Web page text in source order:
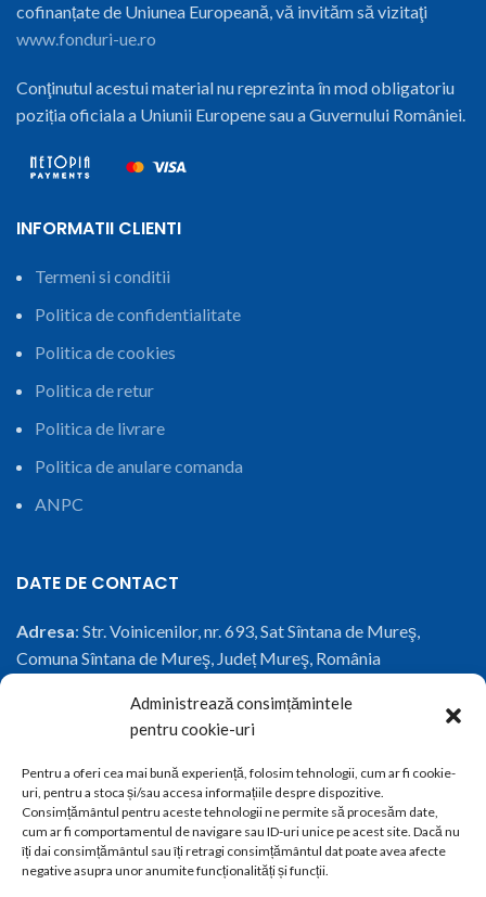
Administrează consimțămintele
pentru cookie-uri
Pentru a oferi cea mai bună experiență, folosim tehnologii, cum ar fi cookie-
uri, pentru a stoca și/sau accesa informațiile despre dispozitive.
Consimțământul pentru aceste tehnologii ne permite să procesăm date,
cum ar fi comportamentul de navigare sau ID-uri unice pe acest site. Dacă nu
îți dai consimțământul sau îți retragi consimțământul dat poate avea afecte
negative asupra unor anumite funcționalități și funcții.
cofinanțate de Uniunea Europeană, vă invităm să vizitaţi
www.fonduri-ue.ro
Conţinutul acestui material nu reprezinta în mod obligatoriu
poziția oficiala a Uniunii Europene sau a Guvernului României.
INFORMATII CLIENTI
Termeni si conditii
Politica de confidentialitate
Politica de cookies
Politica de retur
Politica de livrare
Politica de anulare comanda
ANPC
DATE DE CONTACT
Adresa: Str. Voinicenilor, nr. 693, Sat Sîntana de Mureş,
Comuna Sîntana de Mureş, Județ Mureş, România
+40 771 311 487
CUI: 37881821
J26/1281/2017